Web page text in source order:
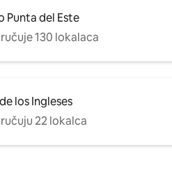
Punta del Este
130 lokalaca
los Ingleses
22 lokalca